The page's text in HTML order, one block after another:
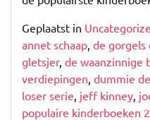
Geplaatst in
annet schaap de gorgels
gletsjer, de waanzinnige
verdiepingen dummie
loser serie jeff kinney
populaire kinderboeken